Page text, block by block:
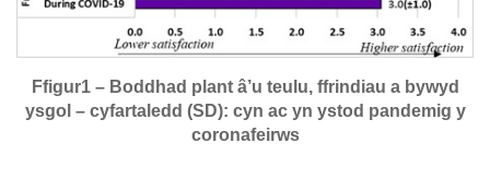
Ffigur1 – Boddhad plant â’u teulu, ffrindiau a bywyd
ysgol – cyfartaledd (SD): cyn ac yn ystod pandemig y
coronafeirws